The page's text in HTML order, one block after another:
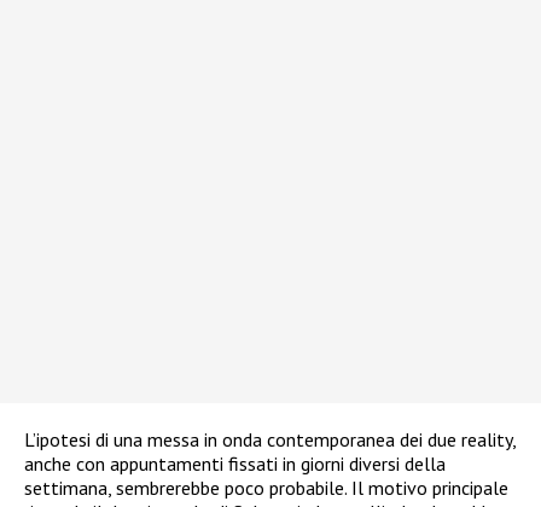
L’ipotesi di una messa in onda contemporanea dei due reality,
anche con appuntamenti fissati in giorni diversi della
settimana, sembrerebbe poco probabile. Il motivo principale